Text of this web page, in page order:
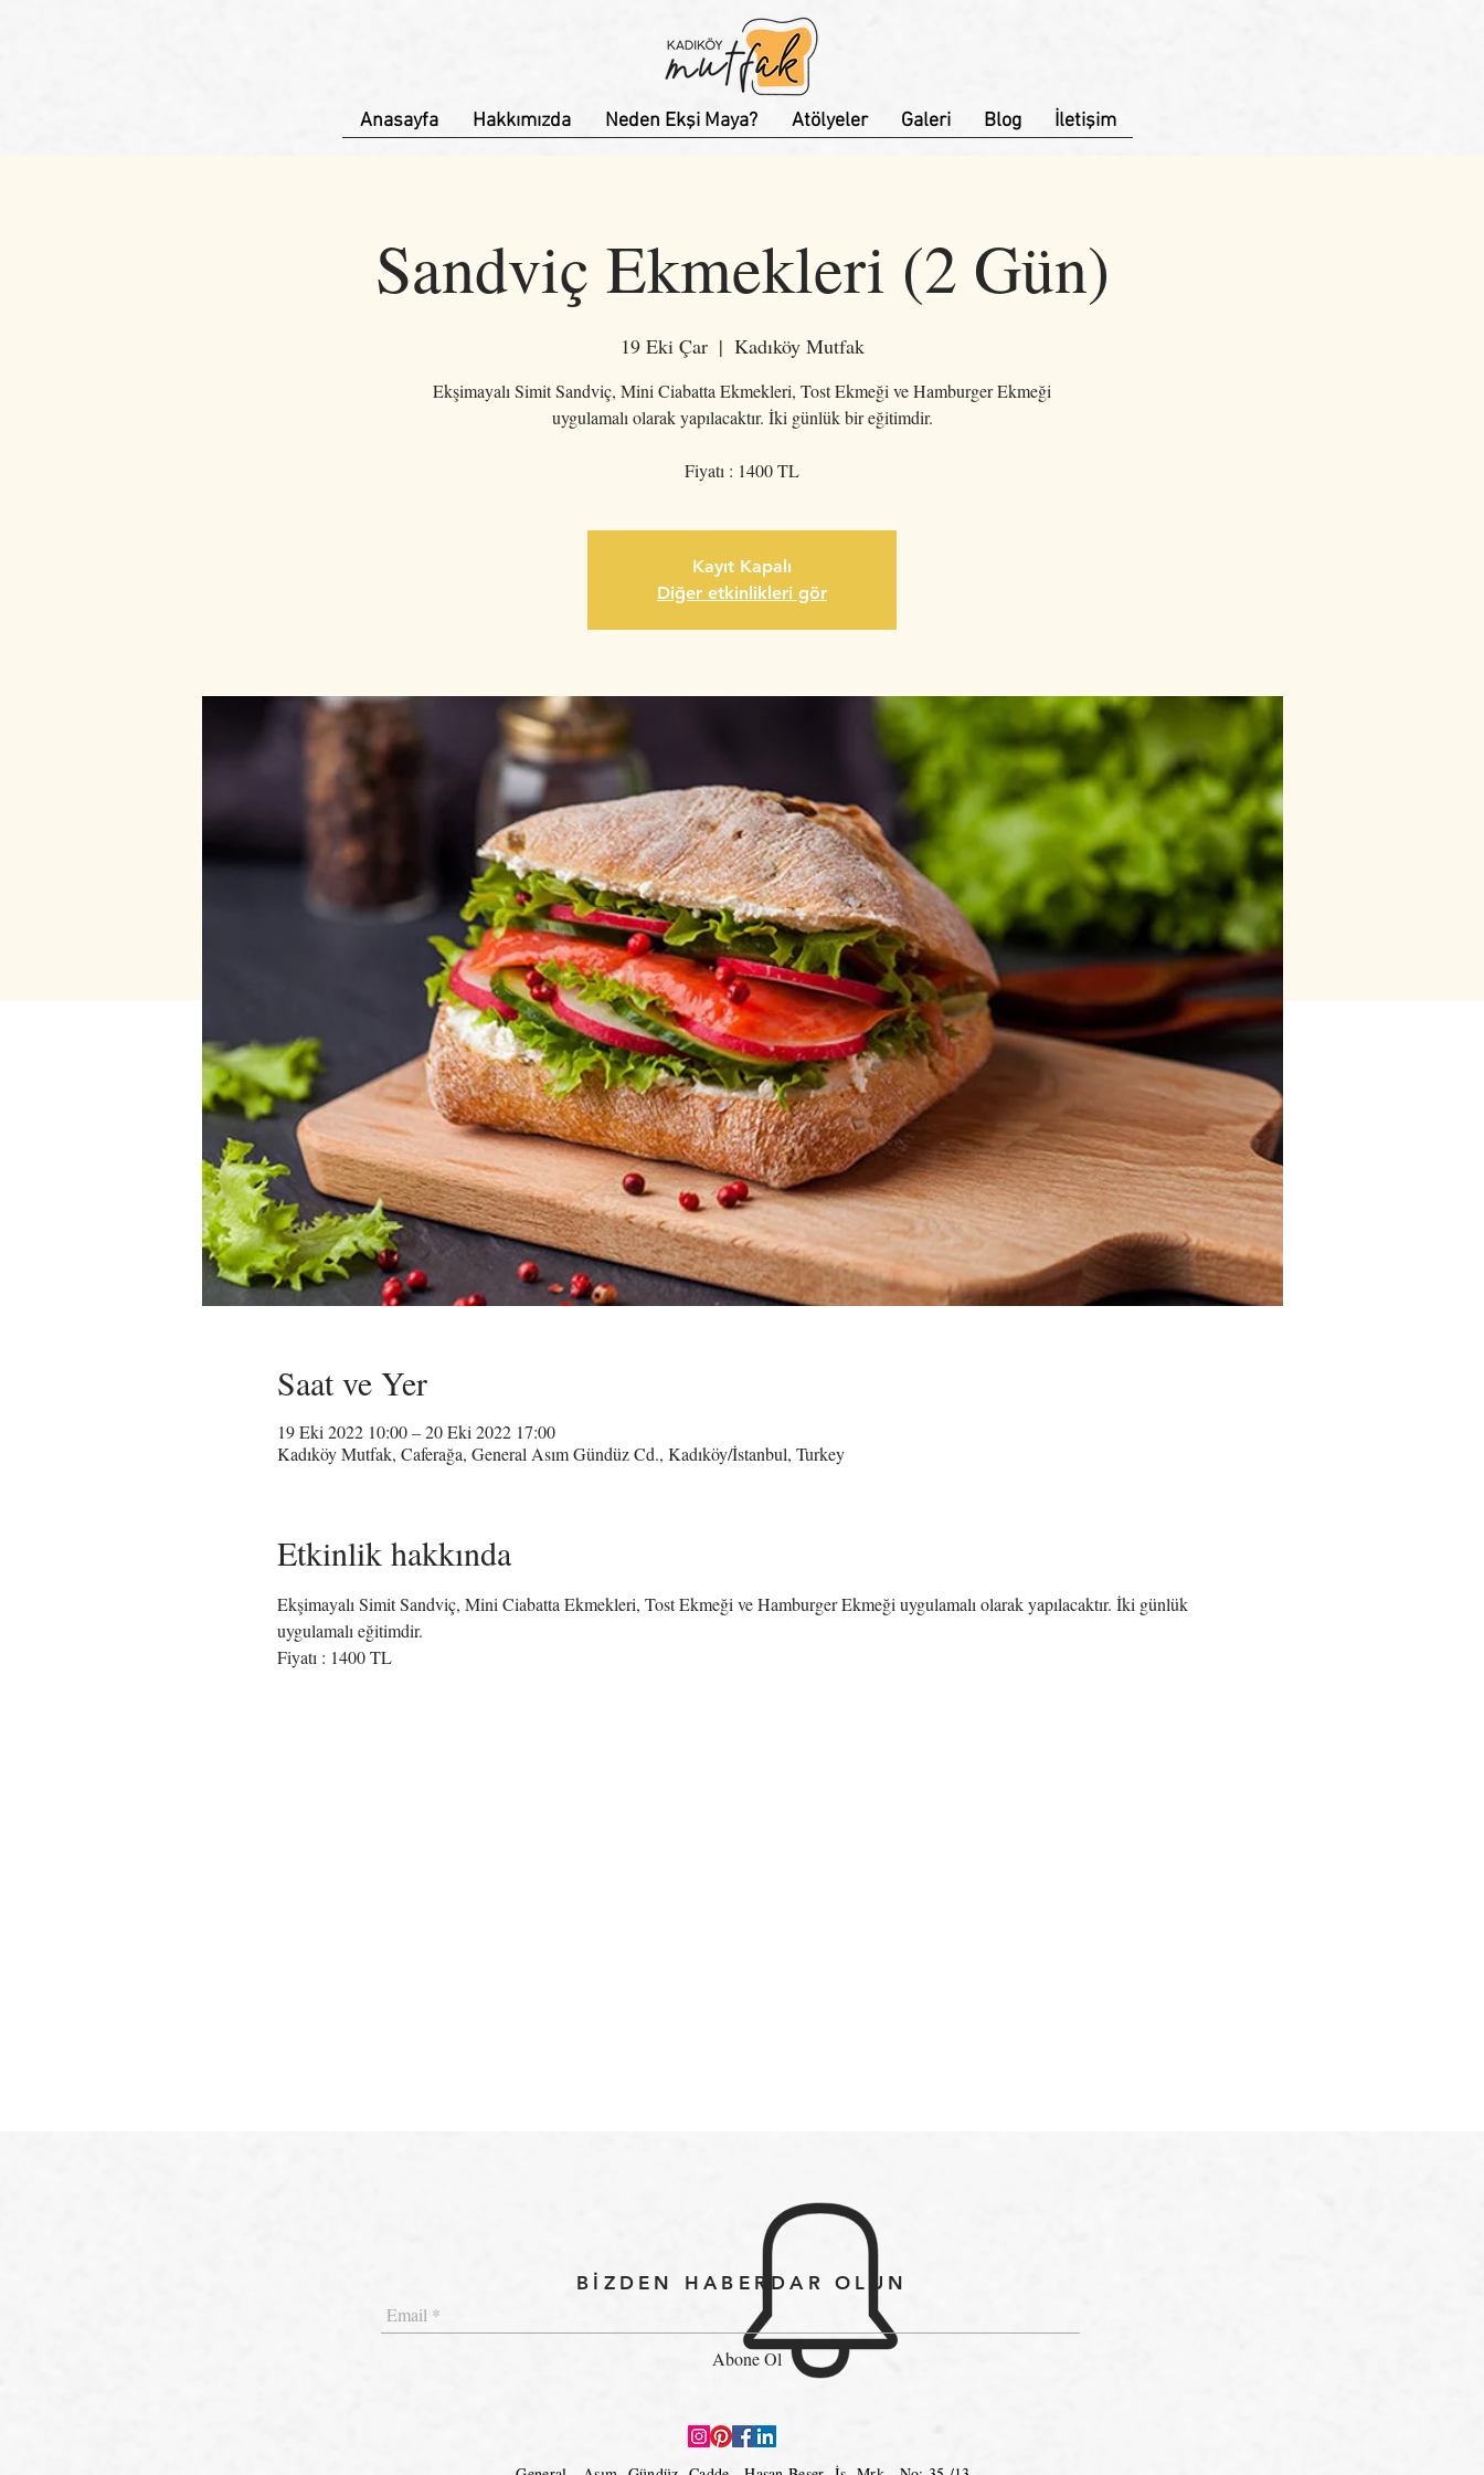
Anasayfa Hakkımızda Neden Ekşi Maya? Atölyeler Galeri Blog İletişim
Sandviç Ekmekleri (2 Gün)
19 Eki Çar
  |
Kadıköy Mutfak
Ekşimayalı Simit Sandviç, Mini Ciabatta Ekmekleri, Tost Ekmeği ve Hamburger Ekmeği
uygulamalı olarak yapılacaktır. İki günlük bir eğitimdir.
Fiyatı : 1400 TL
Kayıt Kapalı
Diğer etkinlikleri gör
Saat ve Yer
19 Eki 2022 10:00 – 20 Eki 2022 17:00
Kadıköy Mutfak, Caferağa, General Asım Gündüz Cd., Kadıköy/İstanbul, Turkey
Etkinlik hakkında
Ekşimayalı Simit Sandviç, Mini Ciabatta Ekmekleri, Tost Ekmeği ve Hamburger Ekmeği uygulamalı olarak yapılacaktır. İki günlük
uygulamalı eğitimdir.
Fiyatı : 1400 TL
BİZDEN HABERDAR OLUN
Abone Ol